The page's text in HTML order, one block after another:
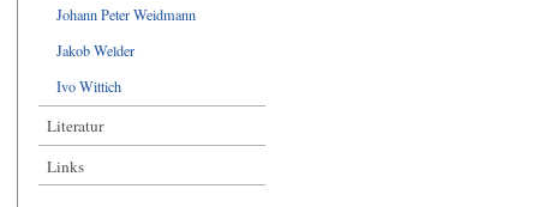
Johann Peter Weidmann
Jakob Welder
Ivo Wittich
Literatur
Links